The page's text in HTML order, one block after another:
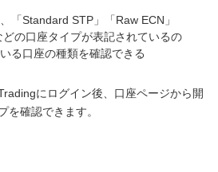
「Standard STP」「Raw ECN」
どの口座タイプが表記されているの
る口座の種類を確認できる
にログイン後、口座ページから開
を確認できます。